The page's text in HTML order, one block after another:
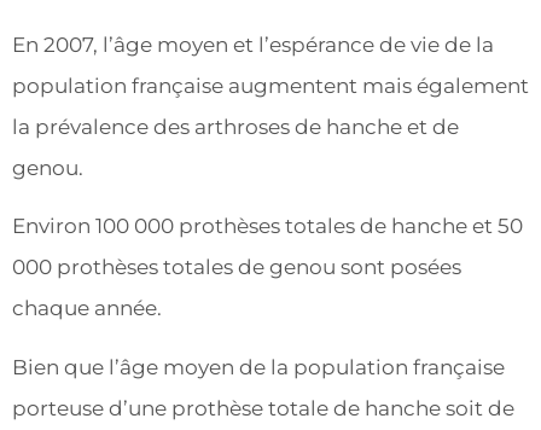
En 2007, l’âge moyen et l’espérance de vie de la
population française augmentent mais également
la prévalence des arthroses de hanche et de
genou.
Environ 100 000 prothèses totales de hanche et 50
000 prothèses totales de genou sont posées
chaque année.
Bien que l’âge moyen de la population française
porteuse d’une prothèse totale de hanche soit de